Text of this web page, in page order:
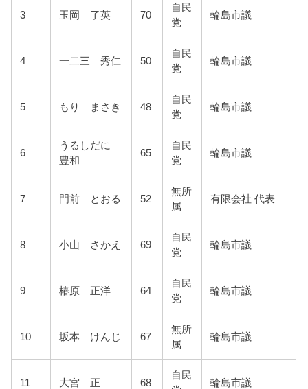
3 玉岡 了英 70
自民
党
輪島市議
4 一二三 秀仁 50
自民
党
輪島市議
5 もり まさき 48
自民
党
輪島市議
6
うるしだに
豊和
65
自民
党
輪島市議
7 門前 とおる 52
無所
属
有限会社 代表
8 小山 さかえ 69
自民
党
輪島市議
9 椿原 正洋 64
自民
党
輪島市議
10 坂本 けんじ 67
無所
属
輪島市議
11 大宮 正 68
自民
輪島市議